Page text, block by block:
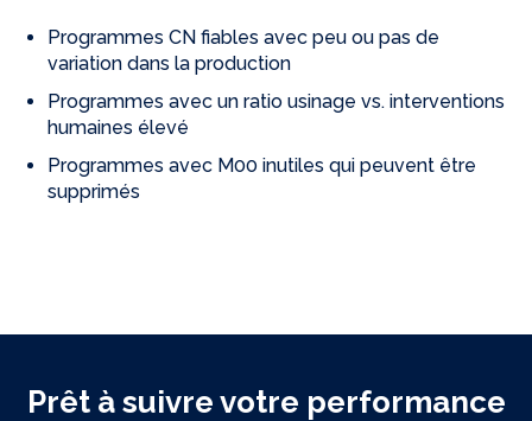
Programmes CN fiables avec peu ou pas de
variation dans la production
Programmes avec un ratio usinage vs. interventions
humaines élevé
Programmes avec M00 inutiles qui peuvent être
supprimés
Prêt à suivre votre performance